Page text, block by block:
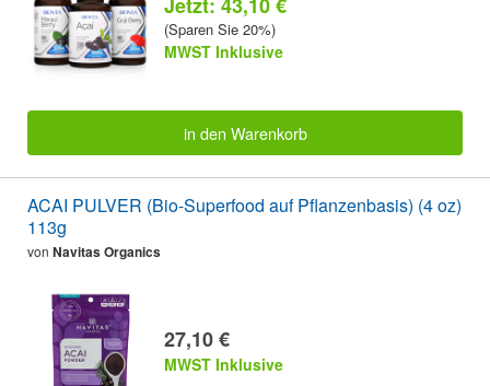
(Sparen Sie 20%)
MWST Inklusive
in den Warenkorb
ACAI PULVER (Bio-Superfood auf Pflanzenbasis) (4 oz)
113g
von Navitas Organics
27,10 €
MWST Inklusive